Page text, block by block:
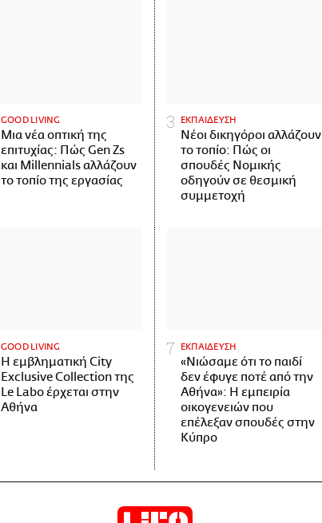
GOOD LIVING
Μια νέα οπτική της
επιτυχίας: Πώς Gen Zs
και Millennials αλλάζουν
το τοπίο της εργασίας
ΕΚΠΑΙΔΕΥΣΗ
Νέοι δικηγόροι αλλάζουν
το τοπίο: Πώς οι
σπουδές Νομικής
οδηγούν σε θεσμική
συμμετοχή
GOOD LIVING
Η εμβληματική City
Exclusive Collection της
Le Labo έρχεται στην
Αθήνα
ΕΚΠΑΙΔΕΥΣΗ
«Νιώσαμε ότι το παιδί
δεν έφυγε ποτέ από την
Αθήνα»: Η εμπειρία
οικογενειών που
επέλεξαν σπουδές στην
Κύπρο